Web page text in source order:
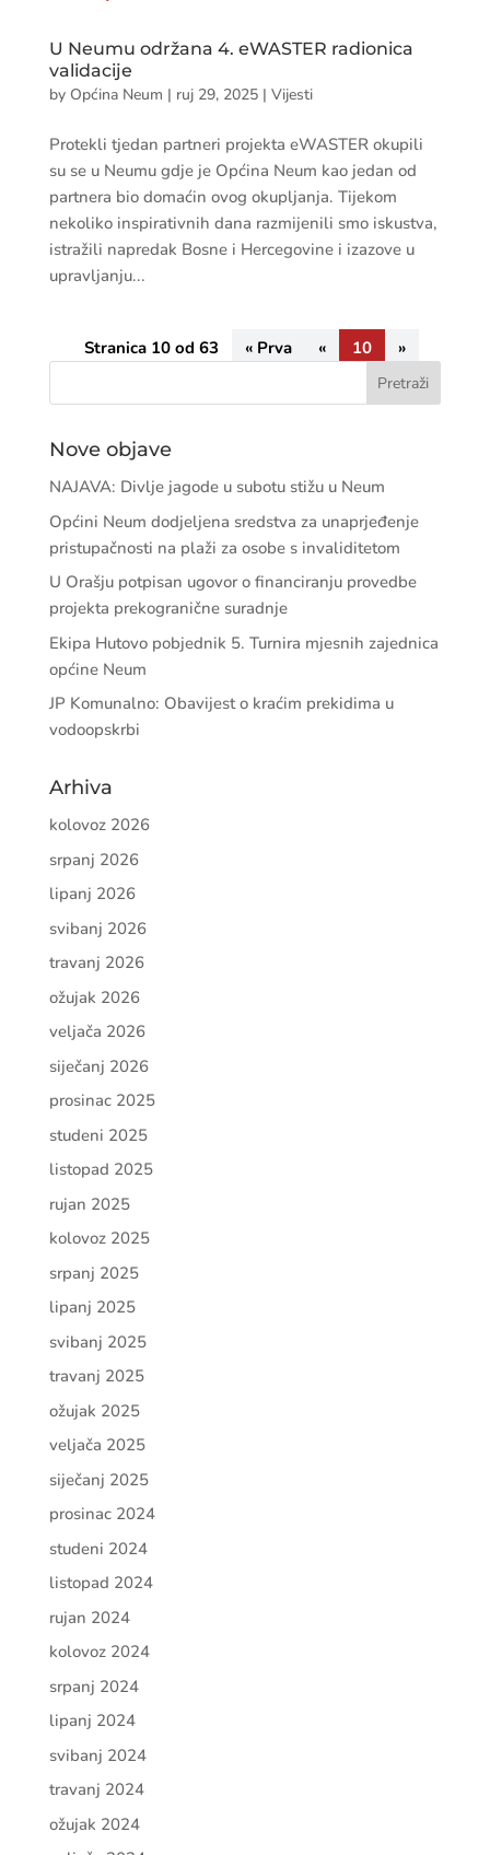
U Neumu održana 4. eWASTER radionica
validacije
by Općina Neum | ruj 29, 2025| Vijesti
Protekli tjedan partneri projekta eWASTER okupili
su se u Neumu gdje je Općina Neum kao jedan od
partnera bio domaćin ovog okupljanja. Tijekom
nekoliko inspirativnih dana razmijenili smo iskustva,
istražili napredak Bosne i Hercegovine i izazove u
upravljanju...
Stranica 10 od 63 « Prva « 10 »
Nove objave
NAJAVA: Divlje jagode u subotu stižu u Neum
Općini Neum dodjeljena sredstva za unaprjeđenje
pristupačnosti na plaži za osobe s invaliditetom
U Orašju potpisan ugovor o financiranju provedbe
projekta prekogranične suradnje
Ekipa Hutovo pobjednik 5. Turnira mjesnih zajednica
općine Neum
JP Komunalno: Obavijest o kraćim prekidima u
vodoopskrbi
Arhiva
kolovoz 2026
srpanj 2026
lipanj 2026
svibanj 2026
travanj 2026
ožujak 2026
veljača 2026
siječanj 2026
prosinac 2025
studeni 2025
listopad 2025
rujan 2025
kolovoz 2025
srpanj 2025
lipanj 2025
svibanj 2025
travanj 2025
ožujak 2025
veljača 2025
siječanj 2025
prosinac 2024
studeni 2024
listopad 2024
rujan 2024
kolovoz 2024
srpanj 2024
lipanj 2024
svibanj 2024
travanj 2024
ožujak 2024